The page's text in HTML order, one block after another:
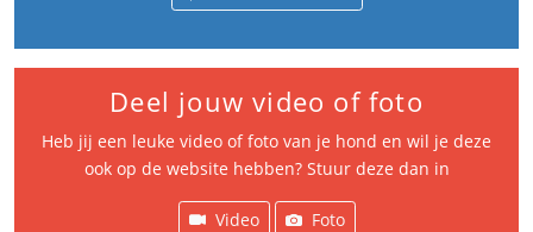
Deel jouw video of foto
Heb jij een leuke video of foto van je hond en wil je deze
ook op de website hebben? Stuur deze dan in
Video Foto